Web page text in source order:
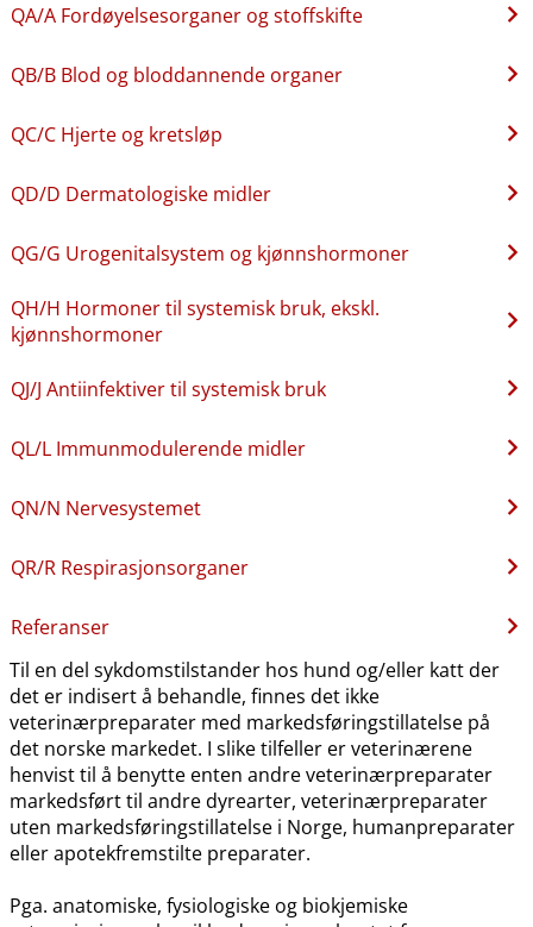
QA​/​A Fordøyelsesorganer og stoffskifte
QB​/​B Blod og bloddannende organer
QC​/​C Hjerte og kretsløp
QD​/​D Dermatologiske midler
QG​/​G Urogenitalsystem og kjønnshormoner
QH​/​H Hormoner til systemisk bruk, ekskl.
kjønnshormoner
QJ​/​J Antiinfektiver til systemisk bruk
QL​/​L Immunmodulerende midler
QN​/​N Nervesystemet
QR​/​R Respirasjonsorganer
Referanser
Til en del sykdomstilstander hos hund og​/​eller katt der
det er indisert å behandle, finnes det ikke
veterinærpreparater med markedsføringstillatelse på
det norske markedet. I slike tilfeller er veterinærene
henvist til å benytte enten andre veterinærpreparater
markedsført til andre dyrearter, veterinærpreparater
uten markedsføringstillatelse i Norge, humanpreparater
eller apotekfremstilte preparater.
Pga. anatomiske, fysiologiske og biokjemiske